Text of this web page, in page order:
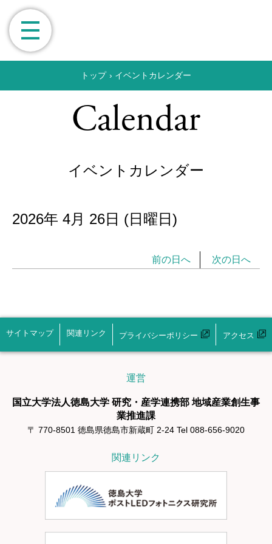
トップ › イベントカレンダー
Calendar
イベントカレンダー
2026年 4月 26日 (日 曜日 )
前の日へ 次の日へ
サイトマップ 関連リンク プライバシーポリシー アクセス
運営
国立大学法人徳島大学 研究・産学連携部 地域産業創生事
業推進課
〒 770-8501 徳島県徳島市新蔵町 2-24 Tel 088-656-9020
関連リンク